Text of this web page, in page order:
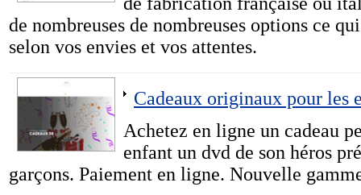
de nombreuses de nombreuses options ce
selon vos envies et vos attentes.
Cadeaux originaux pour les
Achetez en ligne un cadeau
enfant un dvd de son héros
garçons. Paiement en ligne. Nouvelle